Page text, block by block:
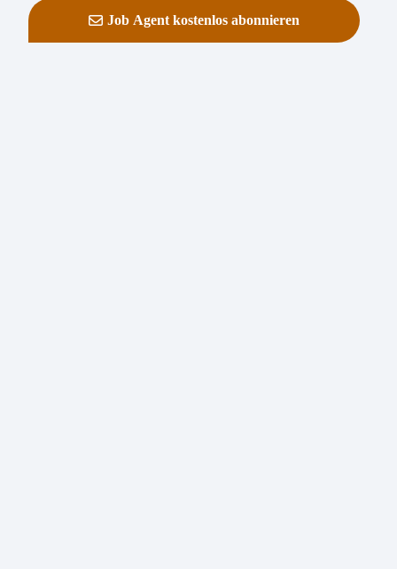
Job Agent kostenlos abonnieren